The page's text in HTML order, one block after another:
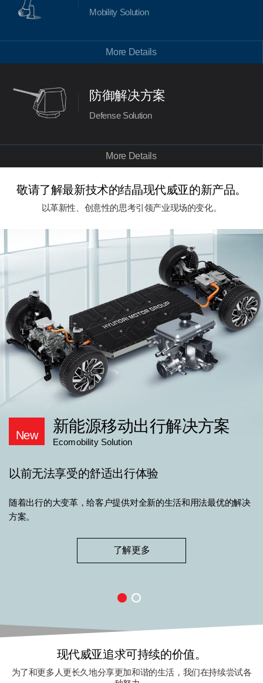
Mobility Solution
More Details
防御解决方案
Defense Solution
More Details
敬请了解最新技术的结晶现代威亚的新产品。
以革新性、创意性的思考引领产业现场的变化。
New 新能源移动出行解决方案
Ecomobility Solution
以前无法享受的舒适出行体验
随着出行的大变革，给客户提供对全新的生活和用法最优的解决
方案。
了解更多
现代威亚追求可持续的价值。
为了和更多人更长久地分享更加和谐的生活，我们在持续尝试各